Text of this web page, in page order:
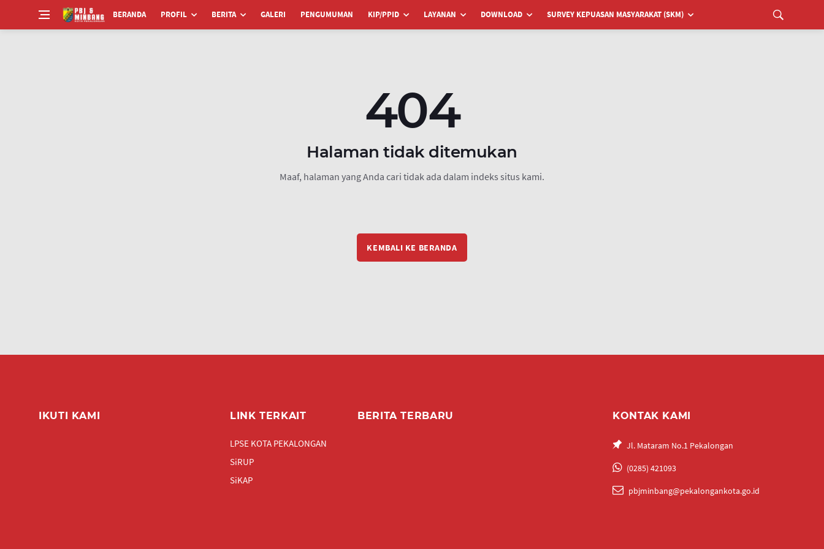
BERANDA PROFIL BERITA GALERI PENGUMUMAN KIP/PPID LAYANAN DOWNLOAD SURVEY KEPUASAN MASYARAKAT (SKM)
404
Halaman tidak ditemukan
Maaf, halaman yang Anda cari tidak ada dalam indeks situs kami.
KEMBALI KE BERANDA
IKUTI KAMI LINK TERKAIT
LPSE KOTA PEKALONGAN
SiRUP
SiKAP
BERITA TERBARU KONTAK KAMI
Jl. Mataram No.1 Pekalongan
(0285) 421093
pbjminbang@pekalongankota.go.id